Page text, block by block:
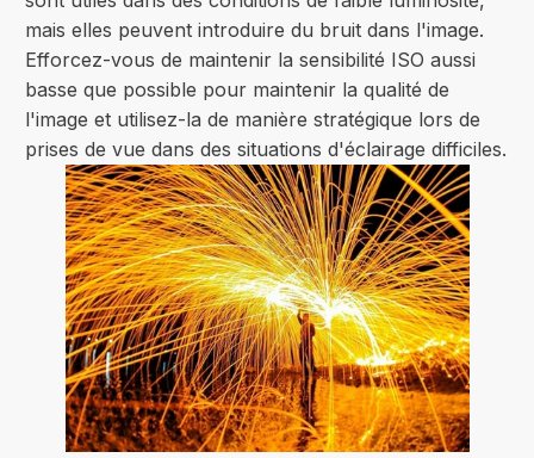
mais elles peuvent introduire du bruit dans l'image.
Efforcez-vous de maintenir la sensibilité ISO aussi
basse que possible pour maintenir la qualité de
l'image et utilisez-la de manière stratégique lors de
prises de vue dans des situations d'éclairage difficiles.